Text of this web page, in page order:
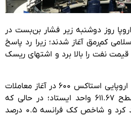
روز دوشنبه زیر فشار بن‌بست در
کم‌رمق آغاز شدند؛ زیرا رد پاسخ
قیمت نفت را بالا برد و اشتهای ریسک
براساس این گزارش شاخص اروپایی استاکس ۶۰۰ در آغاز معاملات
تقریباً بدون تغییر و در سطح ۶۱۱.۶۷ واحد ایستاد؛ در حالی که
فوتسی لندن ۰.۲ درصد رشد کرد و شاخص کک فرانسه ۰.۵ درصد